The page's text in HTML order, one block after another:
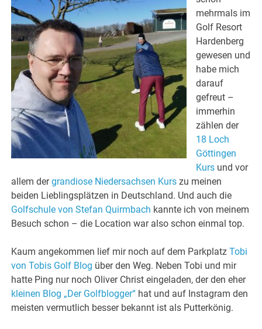
mehrmals im
Golf Resort
Hardenberg
gewesen und
habe mich
darauf
gefreut –
immerhin
zählen der
18 Loch
Göttingen
Kurs und vor
allem dergrandiose Niedersachsen Kurs zu meinen
beiden Lieblingsplätzen in Deutschland. Und auch die
Golfschule von Stefan Quirmbach kannte ich von meinem
Besuch schon – die Location war also schon einmal top.
Kaum angekommen lief mir noch auf dem ParkplatzTobi
von Tobis Golf Blog über den Weg. Neben Tobi und mir
hatte Ping nur noch Oliver Christ eingeladen, der den eher
kleinen Blog „Der Golfblogger“ hat und auf Instagram den
meisten vermutlich besser bekannt ist als Putterkönig.